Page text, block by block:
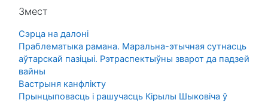
Змест
Сэрца на далоні
Праблематыка рамана. Маральна-этычная сутнасць
аўтарскай пазіцыі. Рэтраспектыўны зварот да падзей
вайны
Вастрыня канфлікту
Прынцыповасць і рашучасць Кірылы Шыковіча ў